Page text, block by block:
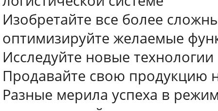
Изобретайте все более
оптимизируйте желаемые
Исследуйте новые технологии
Продавайте свою продукцию
Разные мерила успеха в